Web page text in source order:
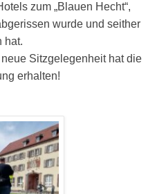
zum „Blauen Hecht“,
wurde und seither
hat.
Sitzgelegenheit hat die
erhalten!